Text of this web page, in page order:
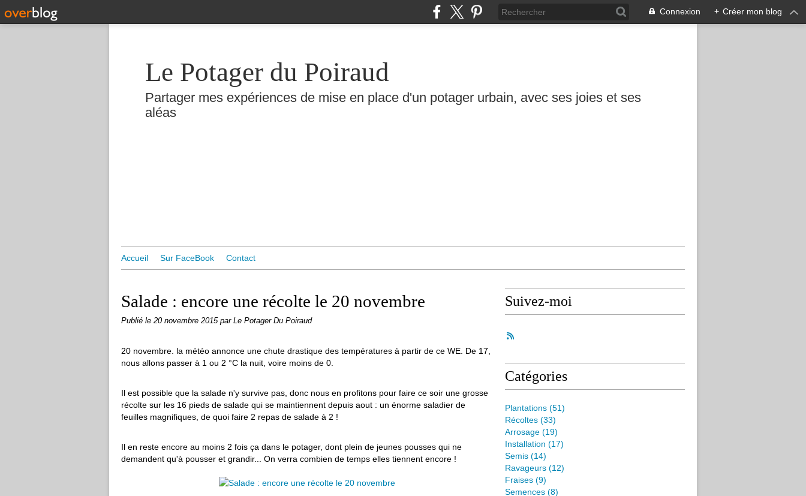
Connexion + Créer mon blog
Le Potager du Poiraud
Partager mes expériences de mise en place d'un potager urbain, avec ses joies et ses
aléas
Accueil Sur FaceBook Contact
Salade : encore une récolte le 20 novembre
Publié le 20 novembre 2015 par Le Potager Du Poiraud
20 novembre. la météo annonce une chute drastique des températures à partir de ce WE. De 17,
nous allons passer à 1 ou 2 °C la nuit, voire moins de 0.
Il est possible que la salade n'y survive pas, donc nous en profitons pour faire ce soir une grosse
récolte sur les 16 pieds de salade qui se maintiennent depuis aout : un énorme saladier de
feuilles magnifiques, de quoi faire 2 repas de salade à 2 !
Il en reste encore au moins 2 fois ça dans le potager, dont plein de jeunes pousses qui ne
demandent qu'à pousser et grandir... On verra combien de temps elles tiennent encore !
Suivez-moi
Catégories
Plantations (51)
Récoltes (33)
Arrosage (19)
Installation (17)
Semis (14)
Ravageurs (12)
Fraises (9)
Semences (8)